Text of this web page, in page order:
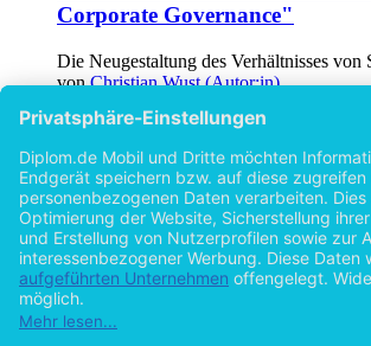
Corporate Governance"
Die Neugestaltung des Verhältnisses von
vonChristian Wust (Autor:in)
Impressum
Datenschutz
AGB
Vertrag widerrufen
Zur Desktop-Version
Copyright ©Imprint in der Bedey & Thoms
by Open Publishing
Cookie-Einstellungen